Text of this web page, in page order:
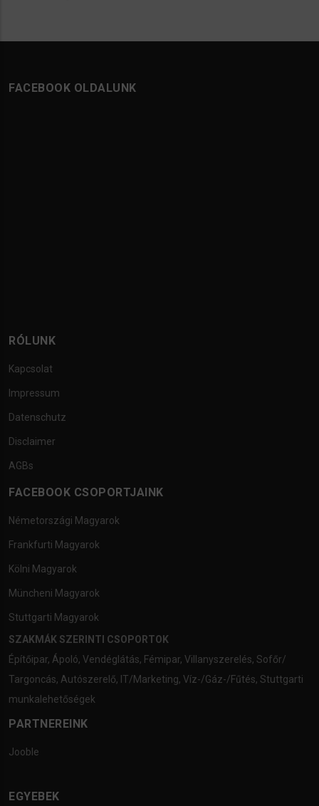
FACEBOOK OLDALUNK
RÓLUNK
Kapcsolat
Impressum
Datenschutz
Disclaimer
AGBs
FACEBOOK CSOPORTJAINK
Németországi Magyarok
Frankfurti Magyarok
Kölni Magyarok
Müncheni Magyarok
Stuttgarti Magyarok
SZAKMÁK SZERINTI CSOPORTOK
Építőipar, Ápoló, Vendéglátás, Fémipar, Villanyszerelés, Sofőr/
Targoncás, Autószerelő, IT/Marketing, Víz-/Gáz-/Fűtés, Stuttgarti
munkalehetőségek
PARTNEREINK
Jooble
EGYEBEK